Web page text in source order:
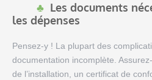
Les documents
les dépenses
Pensez-y ! La plupart des
documentation incomplète.
de l’installation, un certificat de